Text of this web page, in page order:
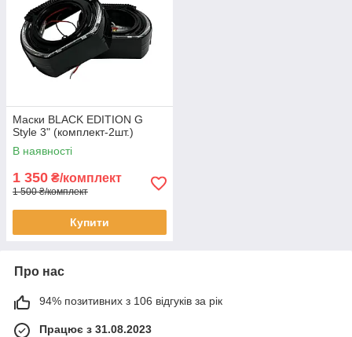
Маски BLACK EDITION G
Style 3" (комплект-2шт.)
В наявності
1 350 ₴/комплект
1 500 ₴/комплект
Купити
Про нас
94% позитивних з 106 відгуків за рік
Працює з 31.08.2023